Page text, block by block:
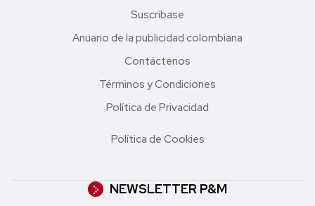
Suscríbase
Anuario de la publicidad colombiana
Contáctenos
Términos y Condiciones
Política de Privacidad
Política de Cookies
NEWSLETTER P&M